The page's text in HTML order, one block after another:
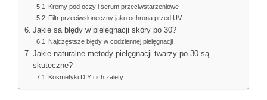
Kremy pod oczy i serum przeciwstarzeniowe
Filtr przeciwsłoneczny jako ochrona przed UV
Jakie są błędy w pielęgnacji skóry po 30?
Najczęstsze błędy w codziennej pielęgnacji
Jakie naturalne metody pielęgnacji twarzy po 30 są
skuteczne?
Kosmetyki DIY i ich zalety